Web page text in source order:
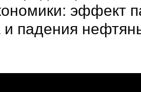
эффект
и падения